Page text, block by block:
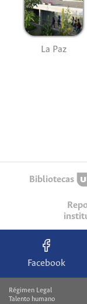
La Paz
Bibliotecas
Facebook
Régimen Legal
Talento humano